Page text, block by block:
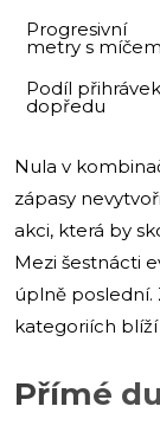
Progresivní
metry s míčem
Podíl přihrávek
dopředu
Nula v
zápasy
akci, která by
Mezi šestnácti
úplně poslední.
kategoriích blíží
Přímé